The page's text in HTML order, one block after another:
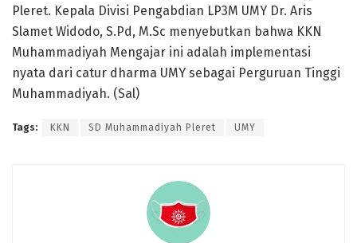
Pleret. Kepala Divisi Pengabdian LP3M UMY Dr. Aris
Slamet Widodo, S.Pd, M.Sc menyebutkan bahwa KKN
Muhammadiyah Mengajar ini adalah implementasi
nyata dari catur dharma UMY sebagai Perguruan Tinggi
Muhammadiyah. (Sal)
Tags: KKN SD Muhammadiyah Pleret UMY